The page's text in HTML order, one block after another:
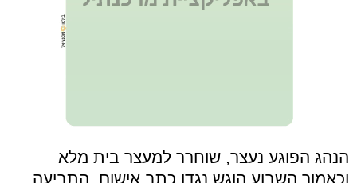
הנהג הפוגע נעצר, שוחרר למעצר בית מלא
וכאמור השבוע הוגש נגדו כתב אישום. התביעה